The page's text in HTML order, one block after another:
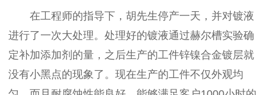
在工程师的指导下，胡先生停产一天，并对镀液
进行了一次大处理。处理好的镀液通过赫尔槽实验确
定补加添加剂的量，之后生产的工件锌镍合金镀层就
没有小黑点的现象了。现在生产的工件不仅外观均